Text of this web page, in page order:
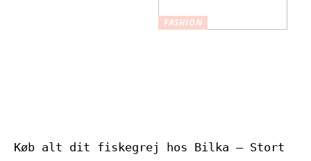
FASHION
Køb alt dit fiskegrej hos Bilka – Stort